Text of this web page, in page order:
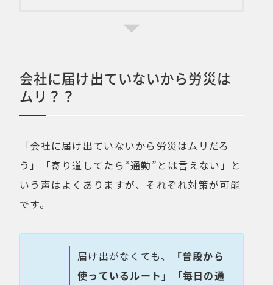
会社に届け出ていないから労災は
ムリ？？
「会社に届け出ていないから労災はムリだろ
う」「寄り道してたら“通勤”とは言えない」と
いう声はよくありますが、それぞれ対策が可能
です。
届け出がなくても、
「普段から
使っているルート」「毎日の通